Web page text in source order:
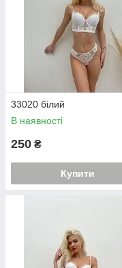
33020 білий
В наявності
250 ₴
Купити